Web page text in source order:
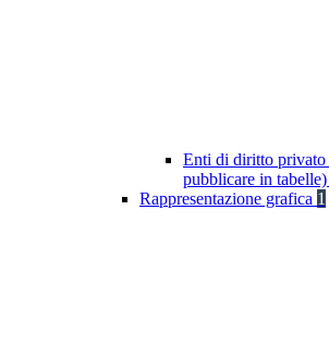
Enti di diritto privato
pubblicare in tabelle)
Rappresentazione grafica 1